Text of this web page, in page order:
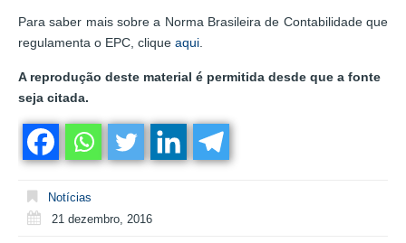
Para saber mais sobre a Norma Brasileira de Contabilidade que
regulamenta o EPC, clique aqui
A reprodução deste material é permitida desde que a fonte
seja citada.
Notícias
21 dezembro, 2016